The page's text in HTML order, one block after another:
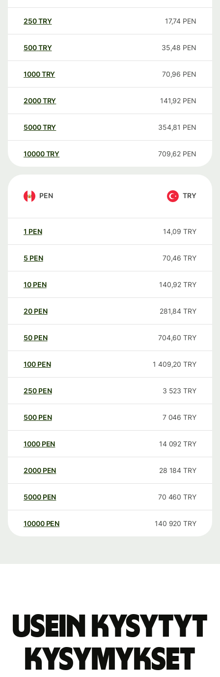
250TRY 17,74 PEN
500TRY 35,48 PEN
1000TRY 70,96 PEN
2000TRY 141,92 PEN
5000TRY 354,81 PEN
10000 TRY 709,62 PEN
PEN TRY
1 PEN 14,09 TRY
5 PEN 70,46 TRY
10 PEN 140,92 TRY
20 PEN 281,84 TRY
50 PEN 704,60 TRY
100 PEN 1 409,20 TRY
250 PEN 3 523 TRY
500 PEN 7 046 TRY
1000 PEN 14 092 TRY
2000 PEN 28 184 TRY
5000 PEN 70 460 TRY
10000 PEN 140 920 TRY
Usein kysytyt
kysymykset